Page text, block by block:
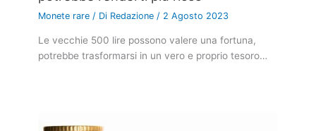
Monete rare / Di Redazione / 2 Agosto 2023
Le vecchie 500 lire possono valere una fortuna,
potrebbe trasformarsi in un vero e proprio tesoro…